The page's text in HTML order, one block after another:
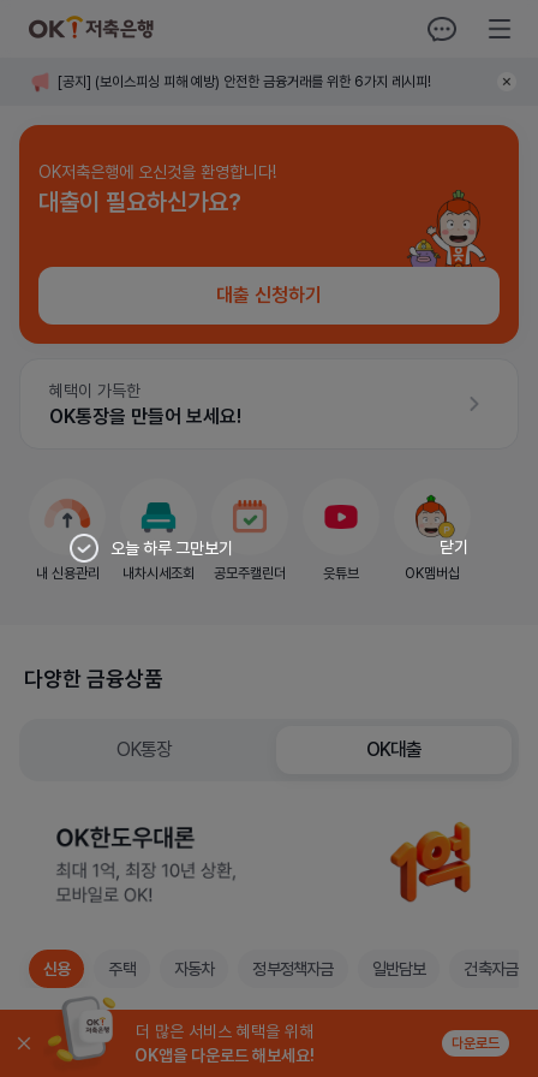
OK저축은행 오키톡 전체메뉴
[공지 ] (보이스피싱 피해 예방) 안전한 금융거래를 위한 6가지 레시피!
공지
OK저축은행에 오신것을 환영합니다!
대출이 필요하신가요?
대출 신청하기
혜택이 가득한
OK통장을 만들어 보세요!
내 신용관리 내차시세조회 공모주캘린더 읏튜브 OK멤버십
다양한 금융상품
OK통장 OK대출
신용 주택 자동차 정부정책자금 일반담보 건축자금
OK중금리생활안정대출
생활안정을 위한 중금리 신용대출
더 많은 서비스 혜택을 위해
OK앱을 다운로드 해보세요!
다운로드
오늘 하루 그만보기 닫기